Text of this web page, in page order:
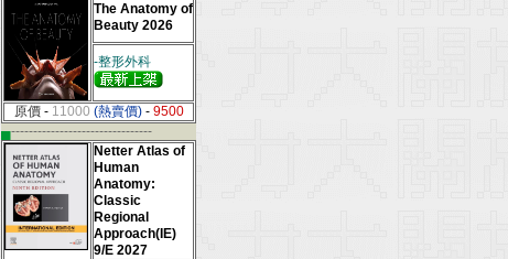
The Anatomy of
Beauty 2026
-整形外科
原價 - 11000 (熱賣價) - 9500
▄--------------------------------
Netter Atlas of
Human
Anatomy:
Classic
Regional
Approach(IE)
9/E 2027